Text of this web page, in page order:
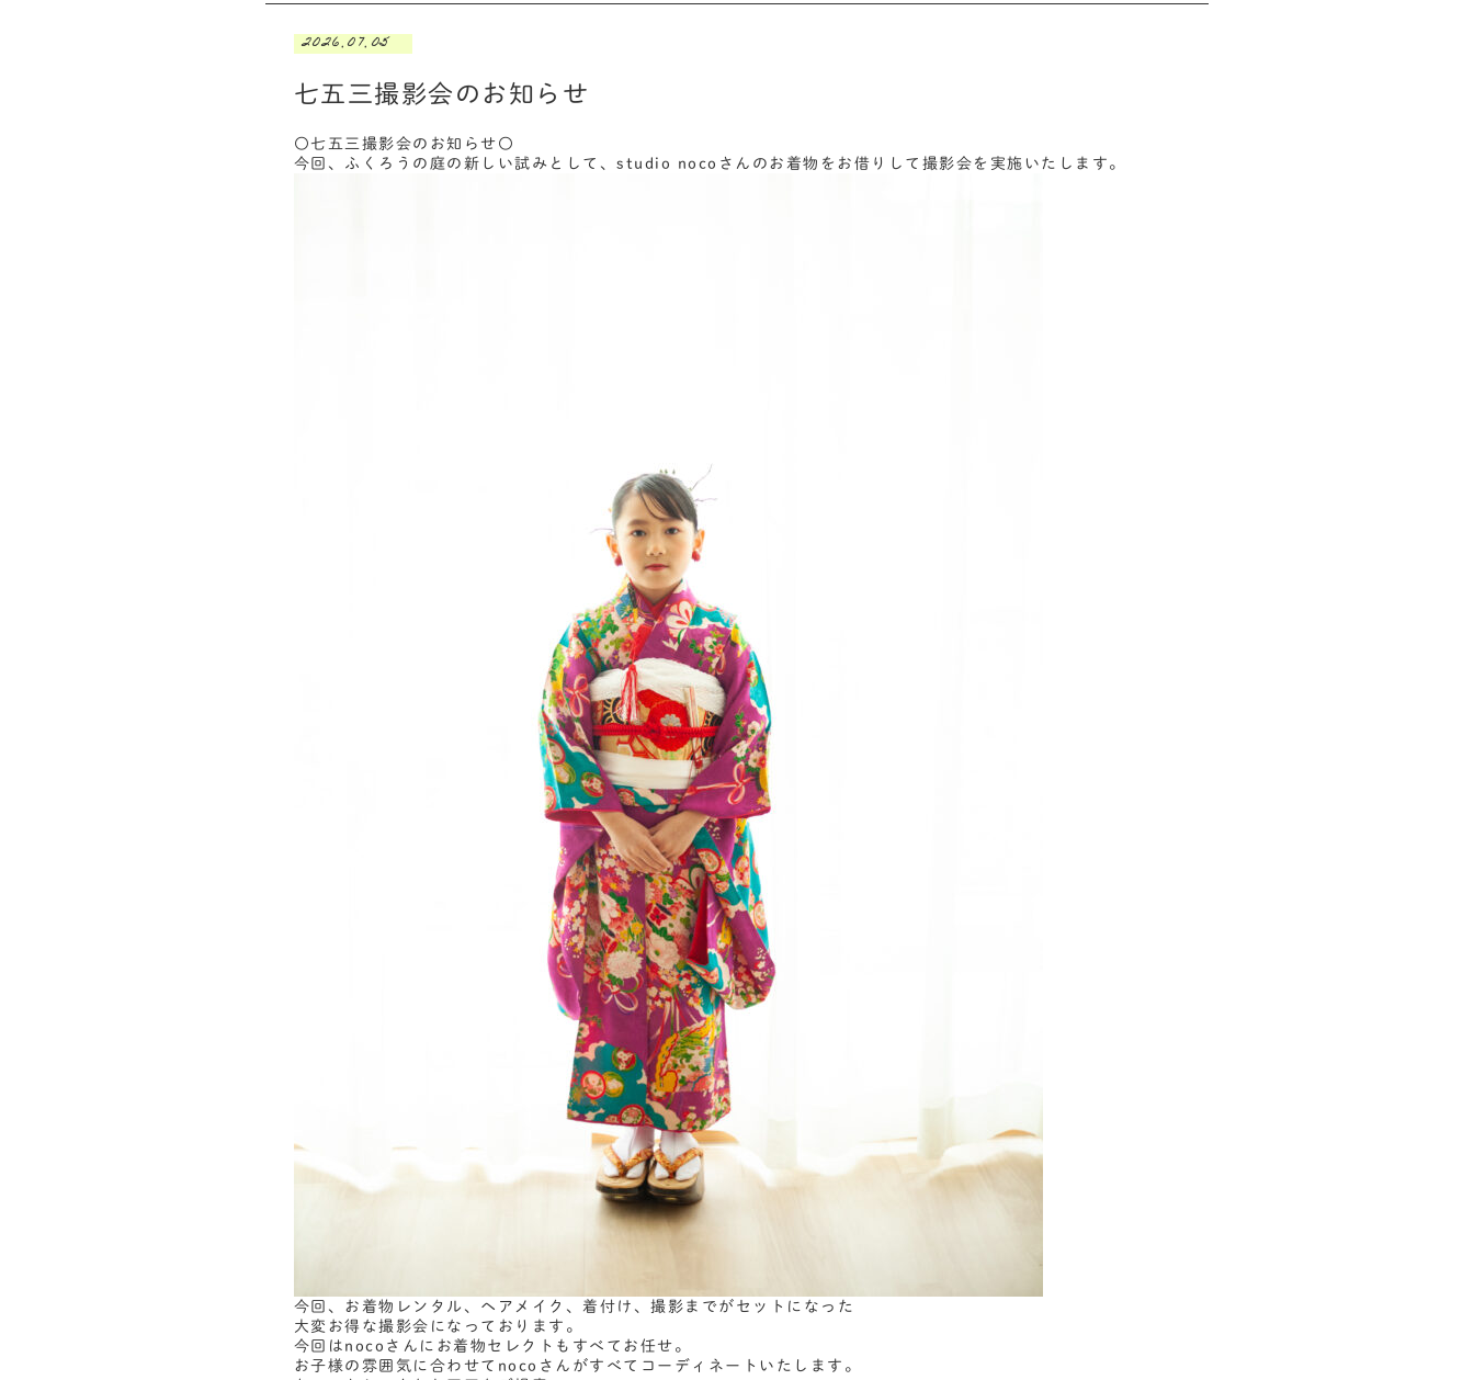
2026.07.05
七五三撮影会のお知らせ
〇七五三撮影会のお知らせ〇
今回、ふくろうの庭の新しい試みとして、studio nocoさんのお着物をお借りして撮影会を実施いたします。
今回、お着物レンタル、ヘアメイク、着付け、撮影までがセットになった
大変お得な撮影会になっております。
今回はnocoさんにお着物セレクトもすべてお任せ。
お子様の雰囲気に合わせてnocoさんがすべてコーディネートいたします。